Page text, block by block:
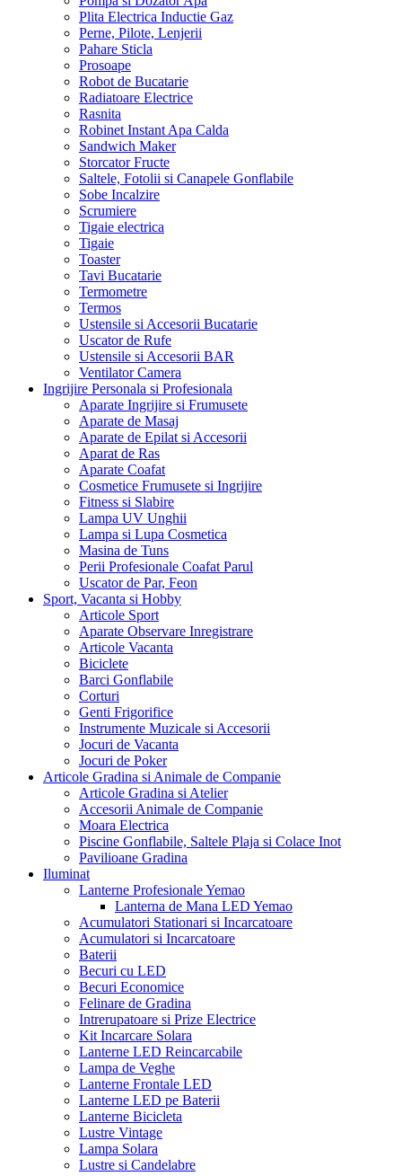
Plita Electrica Inductie Gaz
Perne, Pilote, Lenjerii
Pahare Sticla
Prosoape
Robot de Bucatarie
Radiatoare Electrice
Rasnita
Robinet Instant Apa Calda
Sandwich Maker
Storcator Fructe
Saltele, Fotolii si Canapele Gonflabile
Sobe Incalzire
Scrumiere
Tigaie electrica
Tigaie
Toaster
Tavi Bucatarie
Termometre
Termos
Ustensile si Accesorii Bucatarie
Uscator de Rufe
Ustensile si Accesorii BAR
Ventilator Camera
Ingrijire Personala si Profesionala
Aparate Ingrijire si Frumusete
Aparate de Masaj
Aparate de Epilat si Accesorii
Aparat de Ras
Aparate Coafat
Cosmetice Frumusete si Ingrijire
Fitness si Slabire
Lampa UV Unghii
Lampa si Lupa Cosmetica
Masina de Tuns
Perii Profesionale Coafat Parul
Uscator de Par, Feon
Sport, Vacanta si Hobby
Articole Sport
Aparate Observare Inregistrare
Articole Vacanta
Biciclete
Barci Gonflabile
Corturi
Genti Frigorifice
Instrumente Muzicale si Accesorii
Jocuri de Vacanta
Jocuri de Poker
Articole Gradina si Animale de Companie
Articole Gradina si Atelier
Accesorii Animale de Companie
Moara Electrica
Piscine Gonflabile, Saltele Plaja si Colace Inot
Pavilioane Gradina
Iluminat
Lanterne Profesionale Yemao
Lanterna de Mana LED Yemao
Acumulatori Stationari si Incarcatoare
Acumulatori si Incarcatoare
Baterii
Becuri cu LED
Becuri Economice
Felinare de Gradina
Intrerupatoare si Prize Electrice
Kit Incarcare Solara
Lanterne LED Reincarcabile
Lampa de Veghe
Lanterne Frontale LED
Lanterne LED pe Baterii
Lanterne Bicicleta
Lustre Vintage
Lampa Solara
Lustre si Candelabre